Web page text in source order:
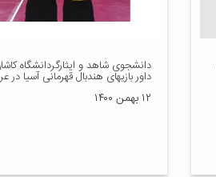
دانشجوی شاهد و ایثارگردانشگاه
داور بازیهای هندبال قهرمانی آسیا در
۱۲ بهمن ۱۴۰۰